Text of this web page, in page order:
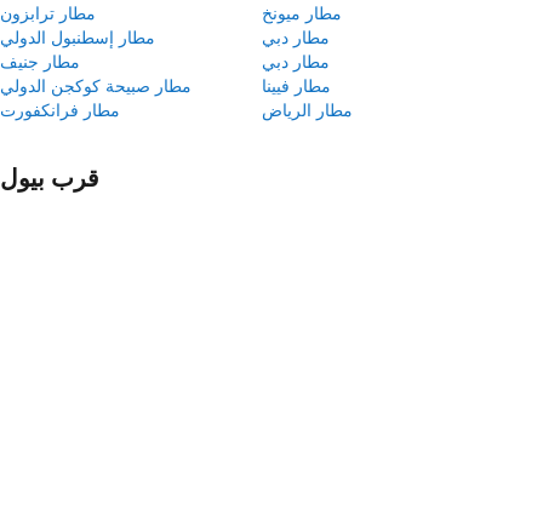
مطار ترابزون
مطار ميونخ
مطار إسطنبول الدولي
مطار دبي
مطار جنيف
مطار دبي
مطار صبيحة كوكجن الدولي
مطار فيينا
مطار فرانكفورت
مطار الرياض
قرب بيول